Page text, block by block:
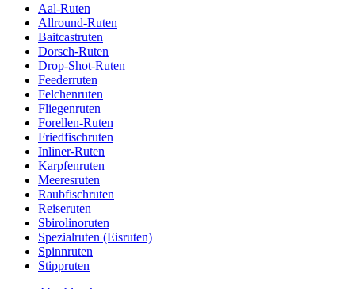
Aal-Ruten
Allround-Ruten
Baitcastruten
Dorsch-Ruten
Drop-Shot-Ruten
Feederruten
Felchenruten
Fliegenruten
Forellen-Ruten
Friedfischruten
Inliner-Ruten
Karpfenruten
Meeresruten
Raubfischruten
Reiseruten
Sbirolinoruten
Spezialruten (Eisruten)
Spinnruten
Stippruten